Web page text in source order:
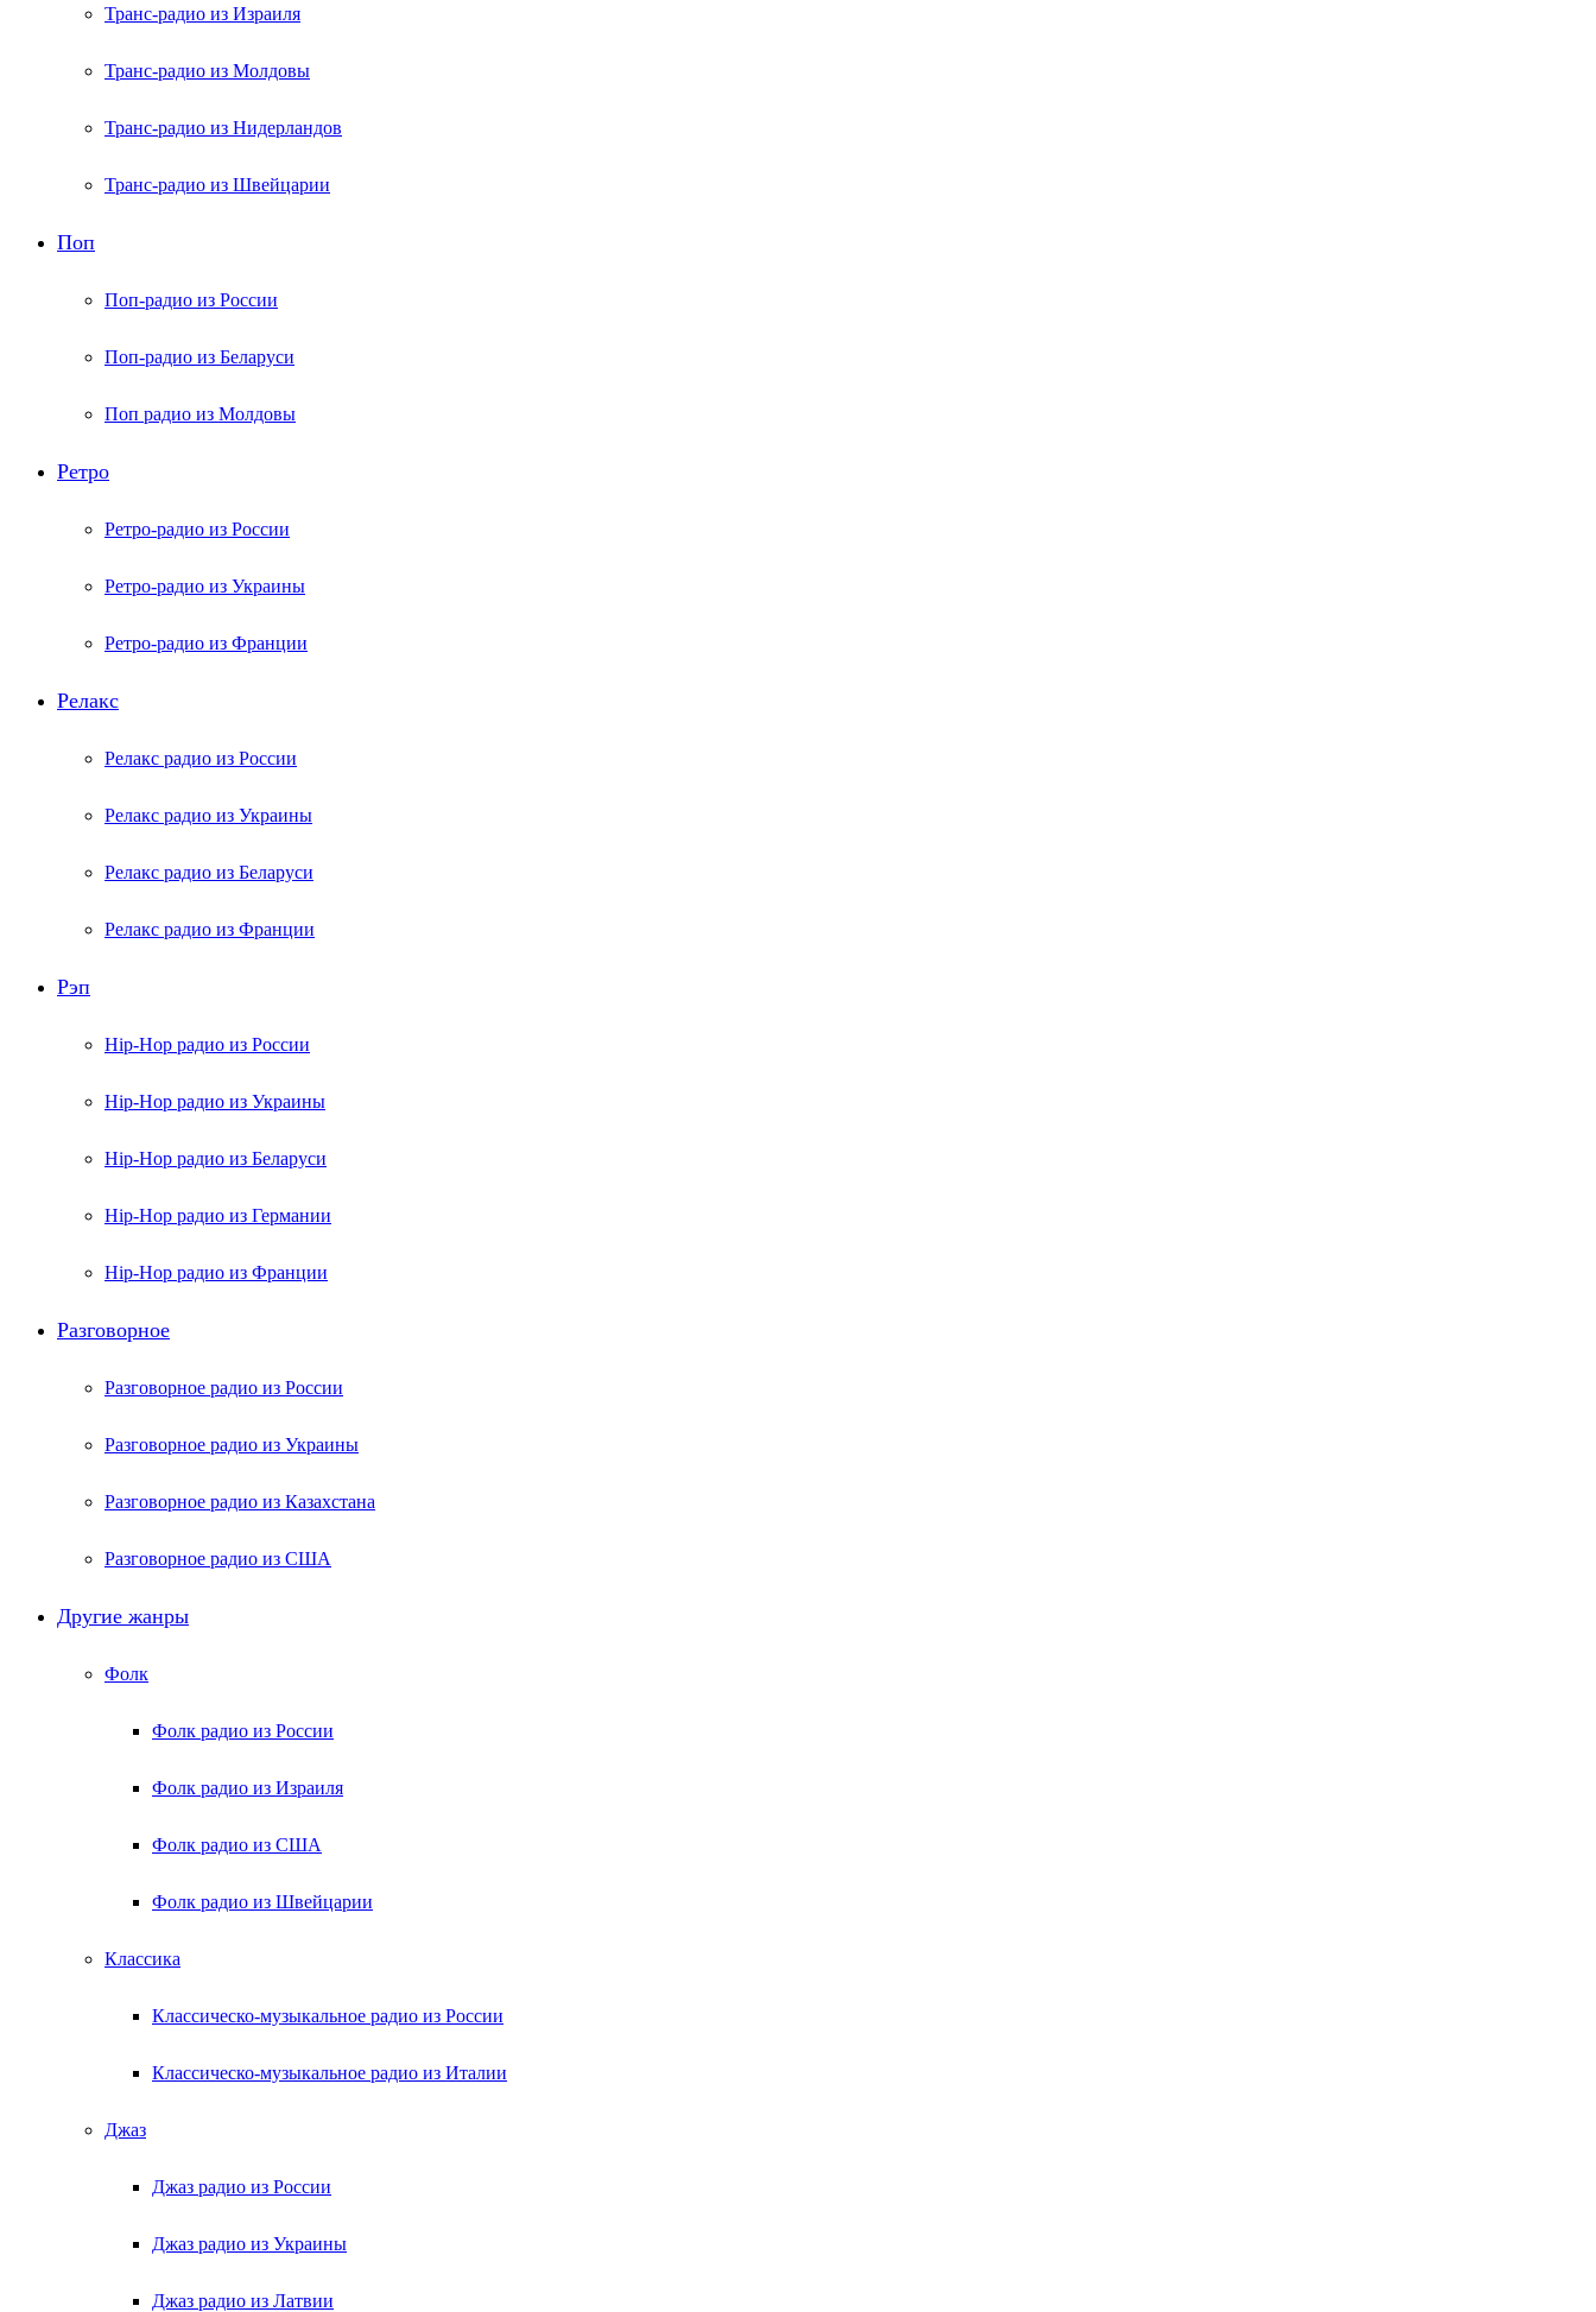
Транс-радио из Израиля
Транс-радио из Молдовы
Транс-радио из Нидерландов
Транс-радио из Швейцарии
Поп
Поп-радио из России
Поп-радио из Беларуси
Поп радио из Молдовы
Ретро
Ретро-радио из России
Ретро-радио из Украины
Ретро-радио из Франции
Релакс
Релакс радио из России
Релакс радио из Украины
Релакс радио из Беларуси
Релакс радио из Франции
Рэп
Hip-Hop радио из России
Hip-Hop радио из Украины
Hip-Hop радио из Беларуси
Hip-Hop радио из Германии
Hip-Hop радио из Франции
Разговорное
Разговорное радио из России
Разговорное радио из Украины
Разговорное радио из Казахстана
Разговорное радио из США
Другие жанры
Фолк
Фолк радио из России
Фолк радио из Израиля
Фолк радио из США
Фолк радио из Швейцарии
Классика
Классическо-музыкальное радио из России
Классическо-музыкальное радио из Италии
Джаз
Джаз радио из России
Джаз радио из Украины
Джаз радио из Латвии